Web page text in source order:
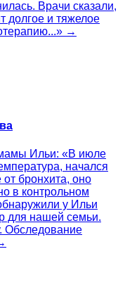
Врачи сказали,
долгое и тяжелое
→
Ильи: «В июле
начался
бронхита, оно
в контрольном
у Ильи
для нашей семьи.
Обследование